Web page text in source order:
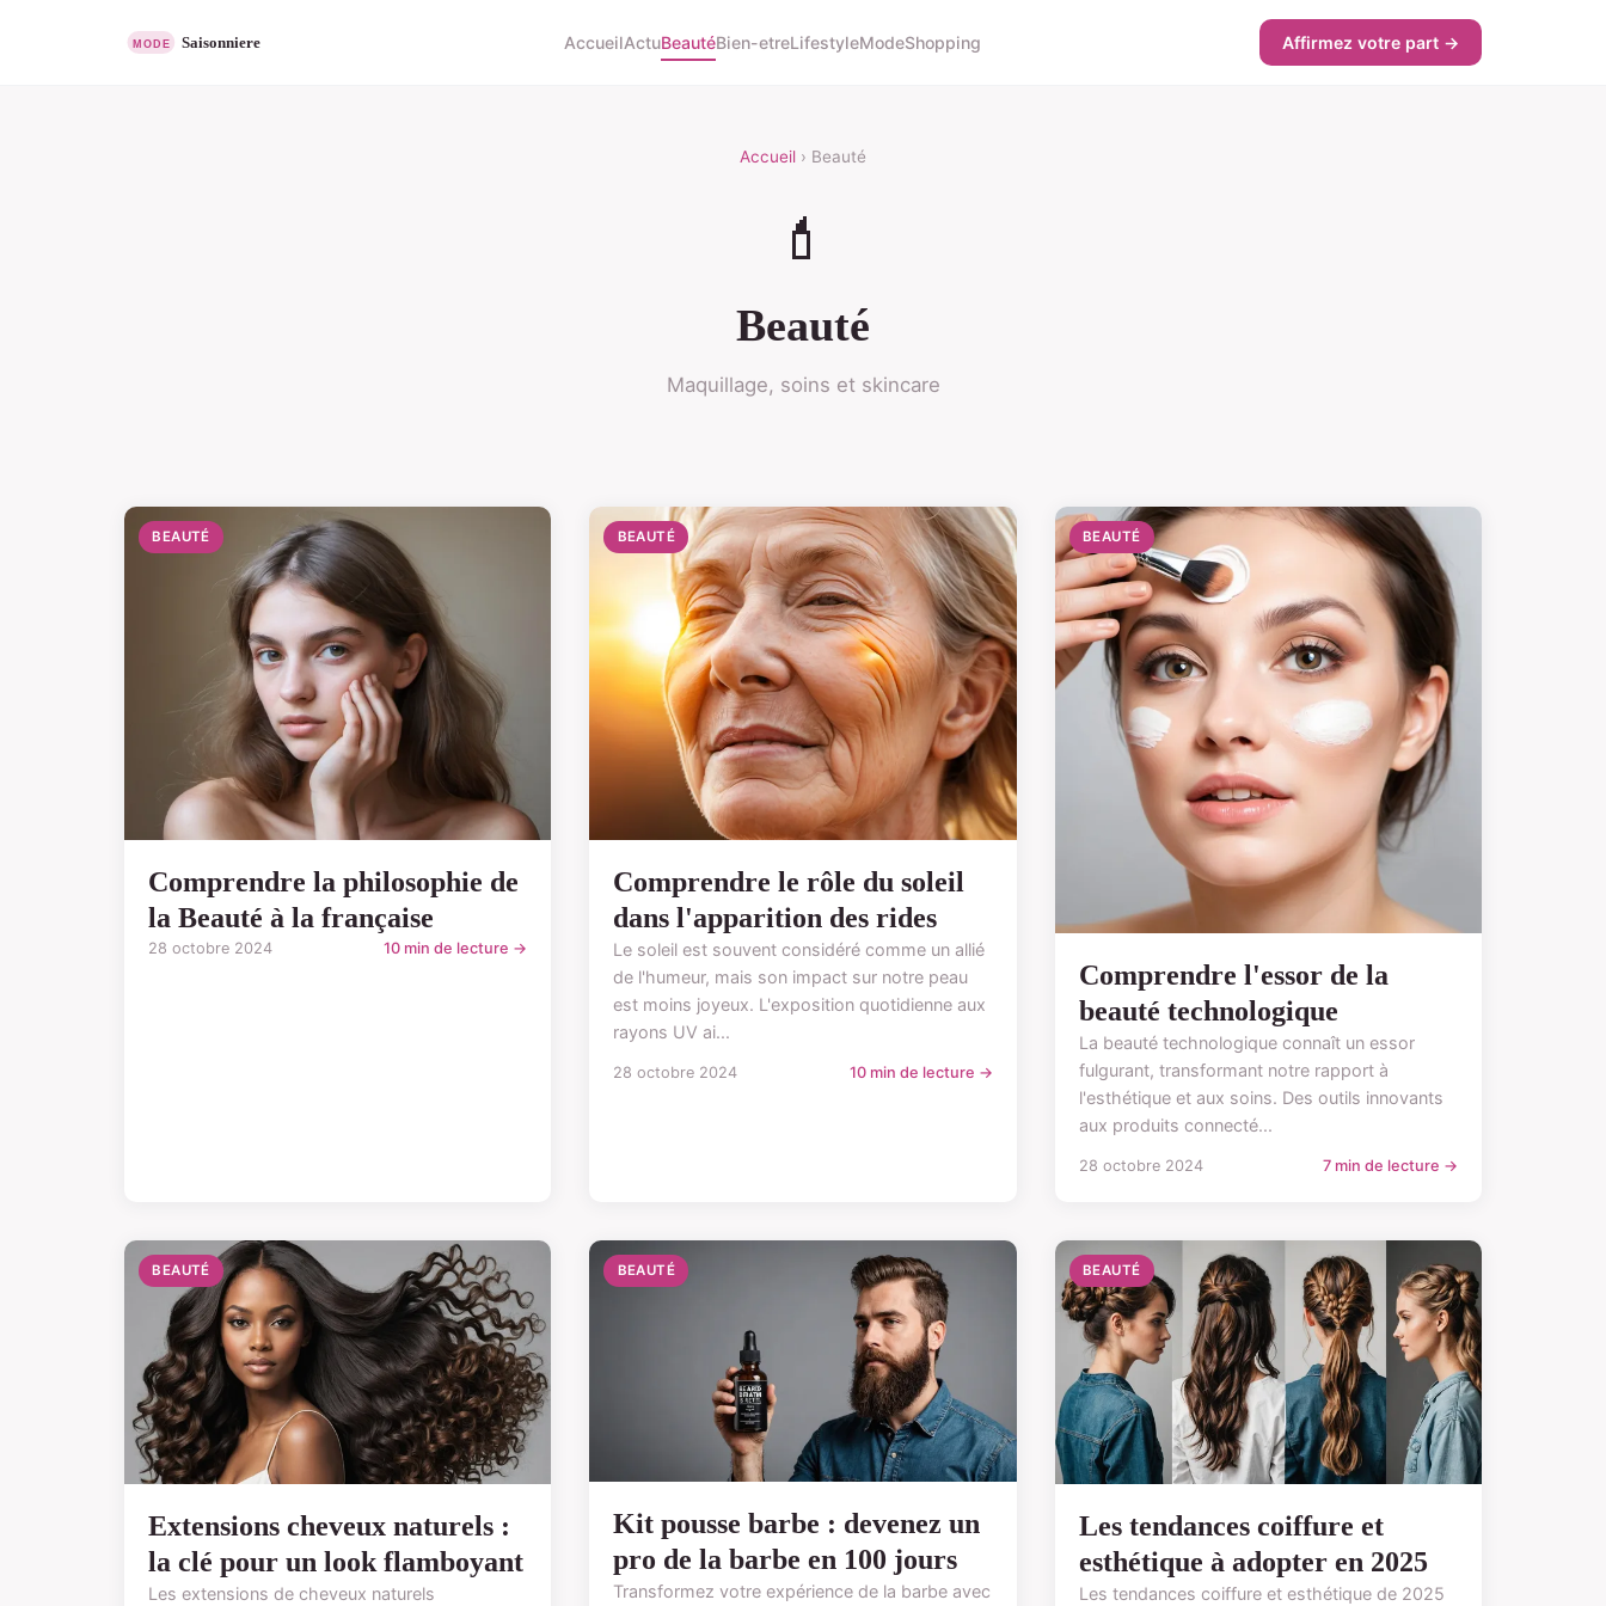
AccueilActuBeautéBien-etreLifestyleModeShopping Affirmez votre part →
Accueil › Beauté
💄
Beauté
Maquillage, soins et skincare
BEAUTÉ
Comprendre la philosophie de
la Beauté à la française
28 octobre 2024 10 min de lecture →
BEAUTÉ
Comprendre le rôle du soleil
dans l'apparition des rides
Le soleil est souvent considéré comme un allié
de l'humeur, mais son impact sur notre peau
est moins joyeux. L'exposition quotidienne aux
rayons UV ai...
28 octobre 2024 10 min de lecture →
BEAUTÉ
Comprendre l'essor de la
beauté technologique
La beauté technologique connaît un essor
fulgurant, transformant notre rapport à
l'esthétique et aux soins. Des outils innovants
aux produits connecté...
28 octobre 2024 7 min de lecture →
BEAUTÉ
Extensions cheveux naturels :
la clé pour un look flamboyant
Les extensions de cheveux naturels
BEAUTÉ
Kit pousse barbe : devenez un
pro de la barbe en 100 jours
Transformez votre expérience de la barbe avec
BEAUTÉ
Les tendances coiffure et
esthétique à adopter en 2025
Les tendances coiffure et esthétique de 2025